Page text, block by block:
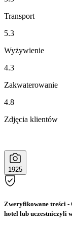
Transport
5.3
Wyżywienie
4.3
Zakwaterowanie
4.8
Zdjęcia klientów
1925
Zweryfikowane treści -
hotel lub uczestniczyli